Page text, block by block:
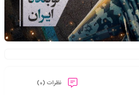
نظرات (0)